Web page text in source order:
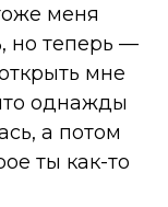
меня
но теперь —
мне
однажды
а потом
ты как-то